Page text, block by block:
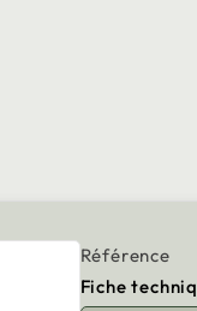
Référence
Fiche